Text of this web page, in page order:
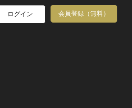
ログイン 会員登録（無料）